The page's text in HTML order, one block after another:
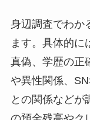
身辺調査でわか
ます。具体的に
真偽、学歴の正
や異性関係、
との関係などが